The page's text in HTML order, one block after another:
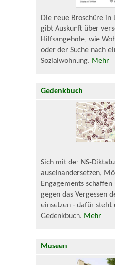
Die neue Broschüre in
gibt Auskunft über
Hilfsangebote, wie
oder der Suche nach
Sozialwohnung. Mehr
Gedenkbuch
Sich mit der NS-
auseinandersetzen,
Engagements schaffen
gegen das Vergessen
einsetzen - dafür steht
Gedenkbuch. Mehr
Museen